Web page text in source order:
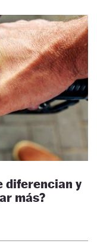
diferencian y
más?